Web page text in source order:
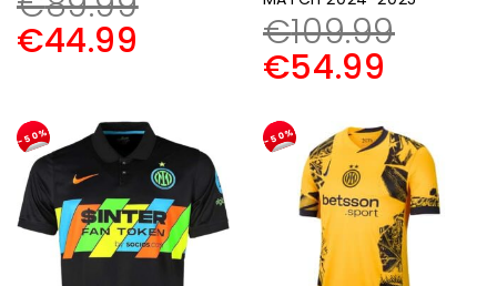
€44.99 €109.99
€54.99
-50% -50%